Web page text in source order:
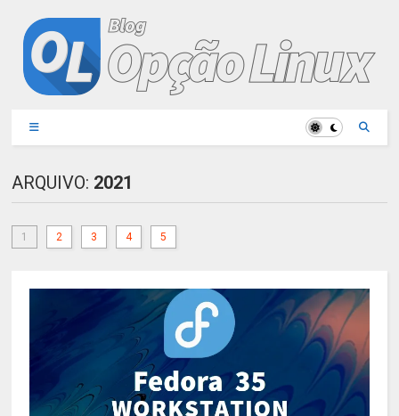
ARQUIVO: 2021
1 2 3 4 5